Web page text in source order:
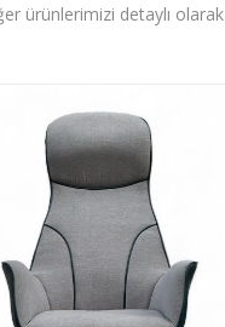
ürünlerimizi detaylı olarak